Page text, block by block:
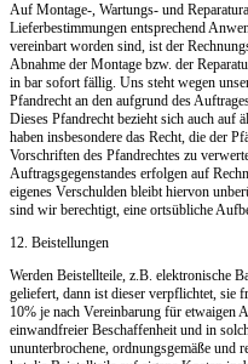
Auf Montage-, Wartungs- und
Lieferbestimmungen entsprechend
vereinbart worden sind, ist der
Abnahme der Montage bzw. der
in bar sofort fällig. Uns steht wegen
Pfandrecht an den aufgrund des
Dieses Pfandrecht bezieht sich auch auf
haben insbesondere das Recht, die der
Vorschriften des Pfandrechtes zu
Auftragsgegenstandes erfolgen auf
eigenes Verschulden bleibt hiervon
sind wir berechtigt, eine ortsübliche
12. Beistellungen
Werden Beistellteile, z.B. elektronische
geliefert, dann ist dieser verpflichtet, sie
10% je nach Vereinbarung für etwaigen
einwandfreier Beschaffenheit und in
ununterbrochene, ordnungsgemäße und